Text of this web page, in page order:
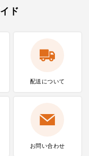
ド
配送について
お問い合わせ